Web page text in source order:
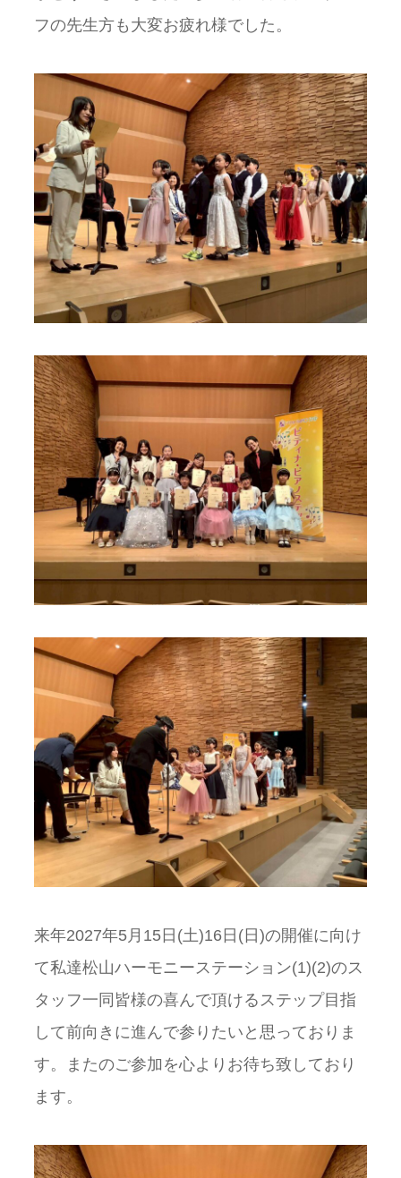
フの先生方も大変お疲れ様でした。
来年2027年5月15日(土)16日(日)の開催に向け
て私達松山ハーモニーステーション(1)(2)のス
タッフ一同皆様の喜んで頂けるステップ目指
して前向きに進んで参りたいと思っておりま
す。またのご参加を心よりお待ち致しており
ます。